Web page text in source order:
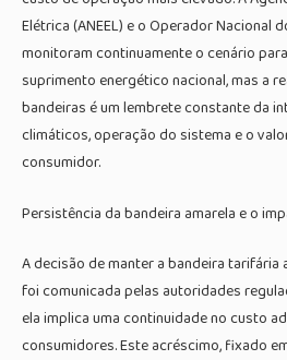
Elétrica (ANEEL) e o Operador Nacional
monitoram continuamente o cenário
suprimento energético nacional, mas a
bandeiras é um lembrete constante da
climáticos, operação do sistema e o
consumidor.
Persistência da bandeira amarela e o
A decisão de manter a bandeira tarifária
foi comunicada pelas autoridades
ela implica uma continuidade no custo
consumidores. Este acréscimo, fixado